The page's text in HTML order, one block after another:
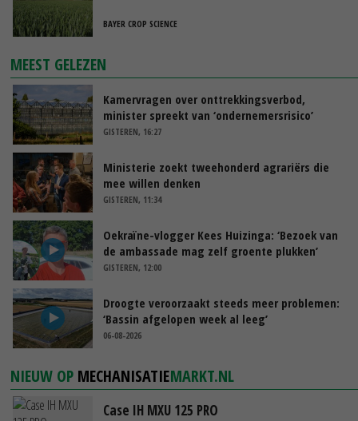
BAYER CROP SCIENCE
MEEST GELEZEN
Kamervragen over onttrekkingsverbod,
minister spreekt van ‘ondernemersrisico’
GISTEREN, 16:27
Ministerie zoekt tweehonderd agrariërs die
mee willen denken
GISTEREN, 11:34
Oekraïne-vlogger Kees Huizinga: ‘Bezoek van
de ambassade mag zelf groente plukken’
GISTEREN, 12:00
Droogte veroorzaakt steeds meer problemen:
‘Bassin afgelopen week al leeg’
06-08-2026
NIEUW OP MECHANISATIEMARKT.NL
Case IH MXU 125 PRO